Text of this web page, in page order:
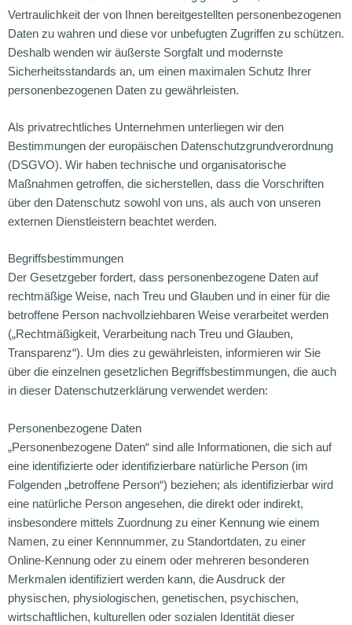
Vertraulichkeit der von Ihnen bereitgestellten personenbezogenen
Daten zu wahren und diese vor unbefugten Zugriffen zu schützen.
Deshalb wenden wir äußerste Sorgfalt und modernste
Sicherheitsstandards an, um einen maximalen Schutz Ihrer
personenbezogenen Daten zu gewährleisten.
Als privatrechtliches Unternehmen unterliegen wir den
Bestimmungen der europäischen Datenschutzgrundverordnung
(DSGVO). Wir haben technische und organisatorische
Maßnahmen getroffen, die sicherstellen, dass die Vorschriften
über den Datenschutz sowohl von uns, als auch von unseren
externen Dienstleistern beachtet werden.
Begriffsbestimmungen
Der Gesetzgeber fordert, dass personenbezogene Daten auf
rechtmäßige Weise, nach Treu und Glauben und in einer für die
betroffene Person nachvollziehbaren Weise verarbeitet werden
(„Rechtmäßigkeit, Verarbeitung nach Treu und Glauben,
Transparenz“). Um dies zu gewährleisten, informieren wir Sie
über die einzelnen gesetzlichen Begriffsbestimmungen, die auch
in dieser Datenschutzerklärung verwendet werden:
Personenbezogene Daten
„Personenbezogene Daten“ sind alle Informationen, die sich auf
eine identifizierte oder identifizierbare natürliche Person (im
Folgenden „betroffene Person“) beziehen; als identifizierbar wird
eine natürliche Person angesehen, die direkt oder indirekt,
insbesondere mittels Zuordnung zu einer Kennung wie einem
Namen, zu einer Kennnummer, zu Standortdaten, zu einer
Online-Kennung oder zu einem oder mehreren besonderen
Merkmalen identifiziert werden kann, die Ausdruck der
physischen, physiologischen, genetischen, psychischen,
wirtschaftlichen, kulturellen oder sozialen Identität dieser